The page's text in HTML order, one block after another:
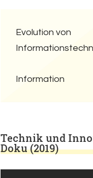
Evolution von
Information
Technik und
Doku (2019)